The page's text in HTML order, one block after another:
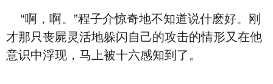
“啊，啊。”程子介惊奇地不知道说什麽好。刚
才那只丧屍灵活地躲闪自己的攻击的情形又在他
意识中浮现，马上被十六感知到了。